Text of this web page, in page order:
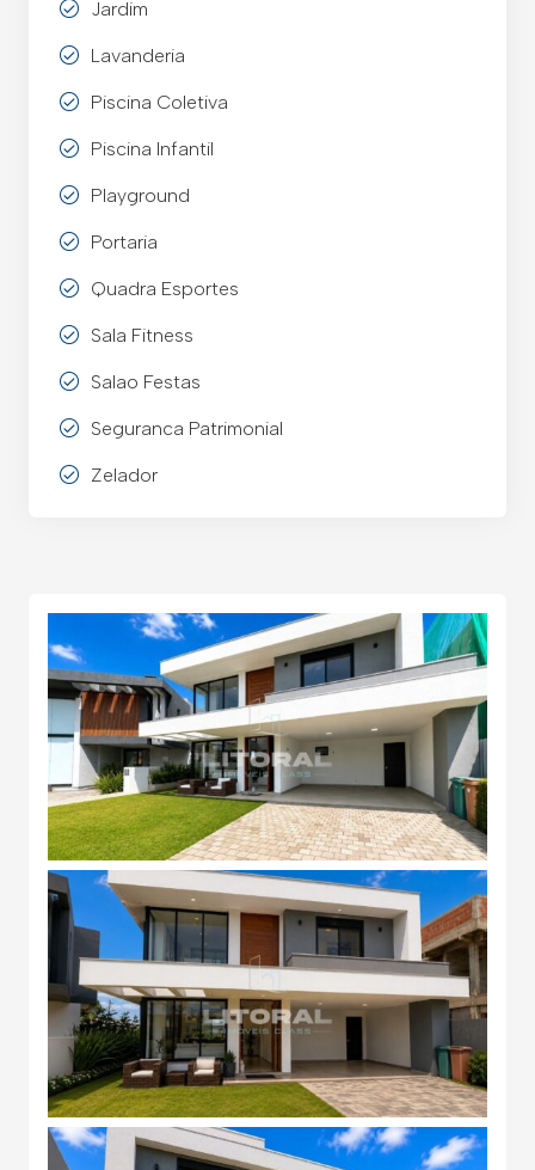
Jardim
Lavanderia
Piscina Coletiva
Piscina Infantil
Playground
Portaria
Quadra Esportes
Sala Fitness
Salao Festas
Seguranca Patrimonial
Zelador